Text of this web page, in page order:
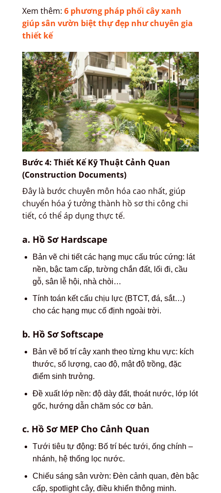
Xem thêm: 6 phương pháp phối cây xanh
giúp sân vườn biệt thự đẹp như chuyên gia
thiết kế
Bước 4: Thiết Kế Kỹ Thuật Cảnh Quan
(Construction Documents)
Đây là bước chuyên môn hóa cao nhất, giúp
chuyển hóa ý tưởng thành hồ sơ thi công chi
tiết, có thể áp dụng thực tế.
a. Hồ Sơ Hardscape
Bản vẽ chi tiết các hạng mục cấu trúc cứng: lát
nền, bậc tam cấp, tường chắn đất, lối đi, cầu
gỗ, sân lễ hội, nhà chòi…
Tính toán kết cấu chịu lực (BTCT, đá, sắt…)
cho các hạng mục cố định ngoài trời.
b. Hồ Sơ Softscape
Bản vẽ bố trí cây xanh theo từng khu vực: kích
thước, số lượng, cao độ, mật độ trồng, đặc
điểm sinh trưởng.
Đề xuất lớp nền: độ dày đất, thoát nước, lớp lót
gốc, hướng dẫn chăm sóc cơ bản.
c. Hồ Sơ MEP Cho Cảnh Quan
Tưới tiêu tự động: Bố trí béc tưới, ống chính –
nhánh, hệ thống lọc nước.
Chiếu sáng sân vườn: Đèn cảnh quan, đèn bậc
cấp, spotlight cây, điều khiển thông minh.